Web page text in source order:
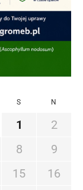
S N
1
2
8
9
15
16